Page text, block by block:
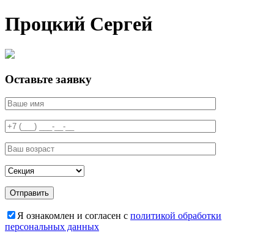
Процкий Сергей
Оставьте заявку
Я ознакомлен и согласен с политикой обработки
персональных данных